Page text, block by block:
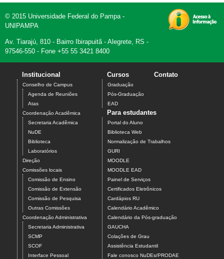
© 2015 Universidade Federal do Pampa -
UNIPAMPA
Av. Tiarajú, 810 - Bairro Ibirapuitã - Alegrete, RS -
97546-550 - Fone +55 55 3421 8400
Institucional
Conselho de Campus
Agenda de Reuniões
Atas
Coordenação Acadêmica
Secretaria Acadêmica
NuDE
Biblioteca
Laboratórios
Direção
Comissões locais
Comissão de Ensino
Comissão de Extensão
Comissão de Pesquisa
Outras Comissões
Coordenação Administrativa
Secretaria Administrativa
SCMP
SCOF
Interface Pessoal
Cursos
Graduação
Pós-Graduação
EAD
Contato
Para estudantes
Portal do Aluno
Biblioteca Web
Normalização de Trabalhos
GURI
MOODLE
MOODLE EAD
Painel de Serviços
Certificados Eletrônicos
Cardápios RU
Calendário Acadêmico
Calendário da Pós-graduação
GAUCHA
Colações de Grau
Assistência Estudantil
Fale conosco NuDEs/PRODAE